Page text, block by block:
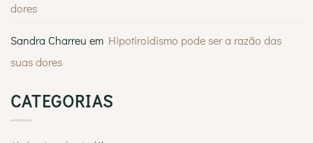
é
escolhida
tantos
dores
Sandra Charreu em Hipotiroidismo pode ser a razão das
suas dores
CATEGORIAS